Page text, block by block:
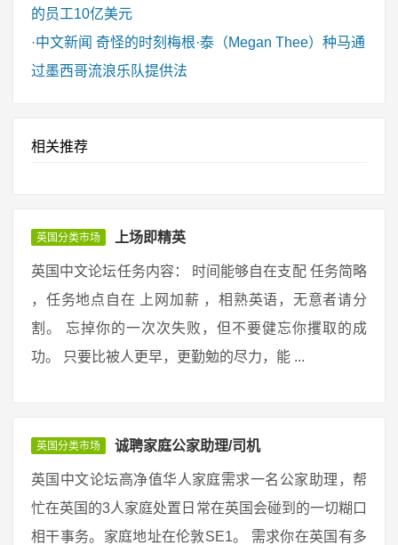
的员工10亿美元
·中文新闻 奇怪的时刻梅根·泰（Megan Thee）种马通
过墨西哥流浪乐队提供法
相关推荐
英国分类市场 上场即精英
英国中文论坛任务内容： 时间能够自在支配 任务简略
，任务地点自在 上网加薪 ，相熟英语，无意者请分
割。 忘掉你的一次次失败，但不要健忘你攫取的成
功。 只要比被人更早，更勤勉的尽力，能 ...
英国分类市场 诚聘家庭公家助理/司机
英国中文论坛高净值华人家庭需求一名公家助理，帮
忙在英国的3人家庭处置日常在英国会碰到的一切糊口
相干事务。家庭地址在伦敦SE1。 需求你在英国有多